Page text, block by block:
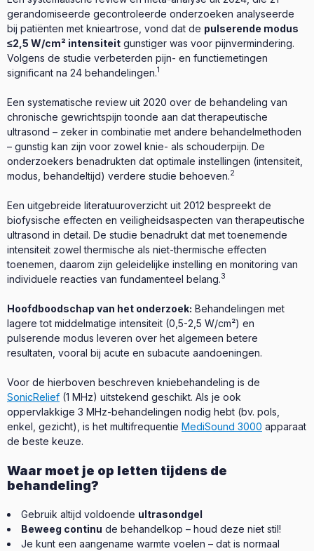
gerandomiseerde gecontroleerde onderzoeken analyseerde
bij patiënten met knieartrose, vond dat de pulserende modus
≤2,5 W/cm² intensiteit gunstiger was voor pijnvermindering.
Volgens de studie verbeterden pijn- en functiemetingen
significant na 24 behandelingen.1
Een systematische review uit 2020 over de behandeling van
chronische gewrichtspijn toonde aan dat therapeutische
ultrasond – zeker in combinatie met andere behandelmethoden
– gunstig kan zijn voor zowel knie- als schouderpijn. De
onderzoekers benadrukten dat optimale instellingen (intensiteit,
modus, behandeltijd) verdere studie behoeven.2
Een uitgebreide literatuuroverzicht uit 2012 bespreekt de
biofysische effecten en veiligheidsaspecten van therapeutische
ultrasond in detail. De studie benadrukt dat met toenemende
intensiteit zowel thermische als niet-thermische effecten
toenemen, daarom zijn geleidelijke instelling en monitoring van
individuele reacties van fundamenteel belang.3
Hoofdboodschap van het onderzoek: Behandelingen met
lagere tot middelmatige intensiteit (0,5-2,5 W/cm²) en
pulserende modus leveren over het algemeen betere
resultaten, vooral bij acute en subacute aandoeningen.
Voor de hierboven beschreven kniebehandeling is de
SonicRelief (1 MHz) uitstekend geschikt. Als je ook
oppervlakkige 3 MHz-behandelingen nodig hebt (bv. pols,
enkel, gezicht), is het multifrequentie MediSound 3000 apparaat
de beste keuze.
Waar moet je op letten tijdens de
behandeling?
Gebruik altijd voldoende ultrasondgel
Beweeg continu de behandelkop – houd deze niet stil!
Je kunt een aangename warmte voelen – dat is normaal